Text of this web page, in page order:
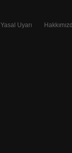
Yasal Uyarı